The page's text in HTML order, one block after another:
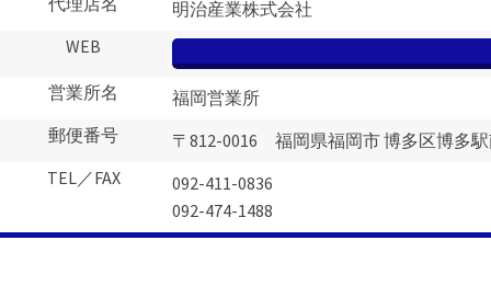
明治産業株式会社
WEB
営業所名
福岡営業所
郵便番号
〒812-0016 福岡県福岡市 博多区博多駅
TEL／FAX
092-411-0836
092-474-1488